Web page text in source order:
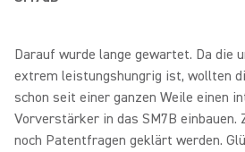
Darauf wurde lange gewartet. Da die
extrem leistungshungrig ist, wollten
schon seit einer ganzen Weile einen
Vorverstärker in das SM7B
noch Patentfragen geklärt werden.